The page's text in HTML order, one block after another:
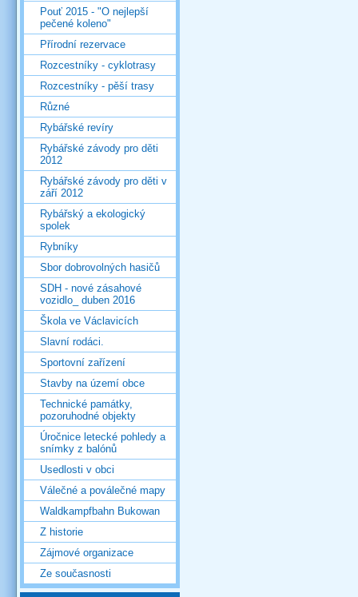
Pouť 2015 - "O nejlepší
pečené koleno"
Přírodní rezervace
Rozcestníky - cyklotrasy
Rozcestníky - pěší trasy
Různé
Rybářské revíry
Rybářské závody pro děti
2012
Rybářské závody pro děti v
září 2012
Rybářský a ekologický
spolek
Rybníky
Sbor dobrovolných hasičů
SDH - nové zásahové
vozidlo_ duben 2016
Škola ve Václavicích
Slavní rodáci.
Sportovní zařízení
Stavby na území obce
Technické památky,
pozoruhodné objekty
Úročnice letecké pohledy a
snímky z balónů
Usedlosti v obci
Válečné a poválečné mapy
Waldkampfbahn Bukowan
Z historie
Zájmové organizace
Ze současnosti